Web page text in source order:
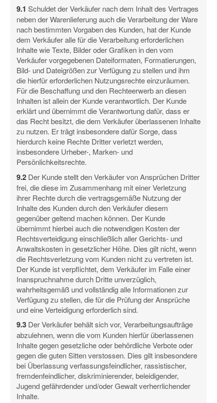
9.1 Schuldet der Verkäufer nach dem Inhalt des Vertrages
neben der Warenlieferung auch die Verarbeitung der Ware
nach bestimmten Vorgaben des Kunden, hat der Kunde
dem Verkäufer alle für die Verarbeitung erforderlichen
Inhalte wie Texte, Bilder oder Grafiken in den vom
Verkäufer vorgegebenen Dateiformaten, Formatierungen,
Bild- und Dateigrößen zur Verfügung zu stellen und ihm
die hierfür erforderlichen Nutzungsrechte einzuräumen.
Für die Beschaffung und den Rechteerwerb an diesen
Inhalten ist allein der Kunde verantwortlich. Der Kunde
erklärt und übernimmt die Verantwortung dafür, dass er
das Recht besitzt, die dem Verkäufer überlassenen Inhalte
zu nutzen. Er trägt insbesondere dafür Sorge, dass
hierdurch keine Rechte Dritter verletzt werden,
insbesondere Urheber-, Marken- und
Persönlichkeitsrechte.
9.2Der Kunde stellt den Verkäufer von Ansprüchen Dritter
frei, die diese im Zusammenhang mit einer Verletzung
ihrer Rechte durch die vertragsgemäße Nutzung der
Inhalte des Kunden durch den Verkäufer diesem
gegenüber geltend machen können. Der Kunde
übernimmt hierbei auch die notwendigen Kosten der
Rechtsverteidigung einschließlich aller Gerichts- und
Anwaltskosten in gesetzlicher Höhe. Dies gilt nicht, wenn
die Rechtsverletzung vom Kunden nicht zu vertreten ist.
Der Kunde ist verpflichtet, dem Verkäufer im Falle einer
Inanspruchnahme durch Dritte unverzüglich,
wahrheitsgemäß und vollständig alle Informationen zur
Verfügung zu stellen, die für die Prüfung der Ansprüche
und eine Verteidigung erforderlich sind.
9.3Der Verkäufer behält sich vor, Verarbeitungsaufträge
abzulehnen, wenn die vom Kunden hierfür überlassenen
Inhalte gegen gesetzliche oder behördliche Verbote oder
gegen die guten Sitten verstossen. Dies gilt insbesondere
bei Überlassung verfassungsfeindlicher, rassistischer,
fremdenfeindlicher, diskriminierender, beleidigender,
Jugend gefährdender und/oder Gewalt verherrlichender
Inhalte.